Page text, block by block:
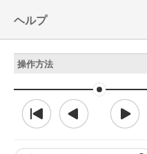
ヘルプ
操作方法